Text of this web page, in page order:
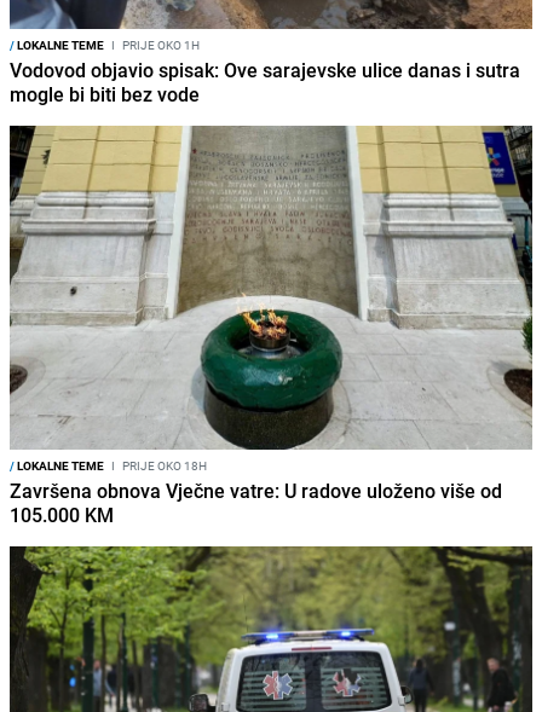
/LOKALNE TEME I PRIJE OKO 1H
Vodovod objavio spisak: Ove sarajevske ulice danas i sutra
mogle bi biti bez vode
/LOKALNE TEME I PRIJE OKO 18H
Završena obnova Vječne vatre: U radove uloženo više od
105.000 KM